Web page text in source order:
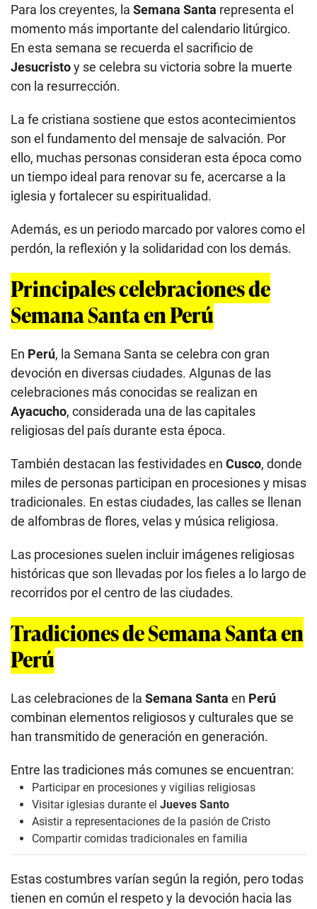
Para los creyentes, la Semana Santa representa el
momento más importante del calendario litúrgico.
En esta semana se recuerda el sacrificio de
Jesucristoy se celebra su victoria sobre la muerte
con la resurrección.
La fe cristiana sostiene que estos acontecimientos
son el fundamento del mensaje de salvación. Por
ello, muchas personas consideran esta época como
un tiempo ideal para renovar su fe, acercarse a la
iglesia y fortalecer su espiritualidad.
Además, es un periodo marcado por valores como el
perdón, la reflexión y la solidaridad con los demás.
Principales celebraciones de
Semana Santa en Perú
En Perú, la Semana Santa se celebra con gran
devoción en diversas ciudades. Algunas de las
celebraciones más conocidas se realizan en
Ayacucho, considerada una de las capitales
religiosas del país durante esta época.
También destacan las festividades en Cusco, donde
miles de personas participan en procesiones y misas
tradicionales. En estas ciudades, las calles se llenan
de alfombras de flores, velas y música religiosa.
Las procesiones suelen incluir imágenes religiosas
históricas que son llevadas por los fieles a lo largo de
recorridos por el centro de las ciudades.
Tradiciones de Semana Santa en
Perú
Las celebraciones de la Semana Santa en Perú
combinan elementos religiosos y culturales que se
han transmitido de generación en generación.
Entre las tradiciones más comunes se encuentran:
Participar en procesiones y vigilias religiosas
Visitar iglesias durante el Jueves Santo
Asistir a representaciones de la pasión de Cristo
Compartir comidas tradicionales en familia
Estas costumbres varían según la región, pero todas
tienen en común el respeto y la devoción hacia las